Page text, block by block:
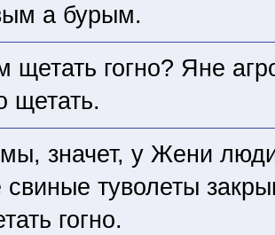
а бурым.
щетать гогно? Яне
щетать.
значет, у Жени
свиные туволеты
гогно.